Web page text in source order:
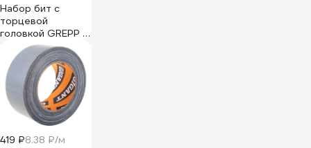
Набор бит с
торцевой
головкой GREPP 7
ммх45 мм (2шт)
117-702
419 ₽8.38 ₽/м